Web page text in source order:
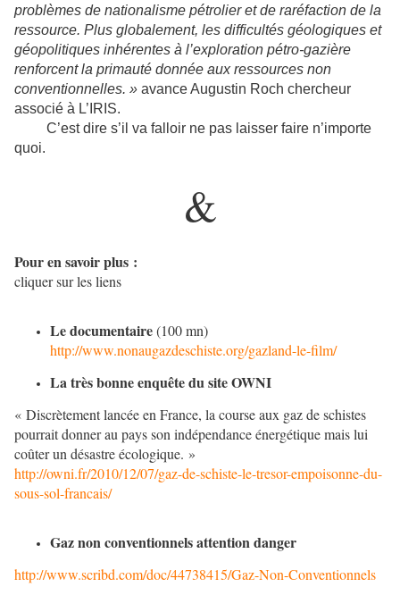
problèmes de nationalisme pétrolier et de raréfaction de la
ressource. Plus globalement, les difficultés géologiques et
géopolitiques inhérentes à l’exploration pétro-gazière
renforcent la primauté donnée aux ressources non
conventionnelles. » avance Augustin Roch chercheur
associé à L’IRIS.
C’est dire s’il va falloir ne pas laisser faire n’importe
quoi.
&
Pour en savoir plus :
cliquer sur les liens
Le documentaire(100 mn)
http://www.nonaugazdeschiste.org/gazland-le-film/
La très bonne enquête du site OWNI
« Discrètement lancée en France, la course aux gaz de schistes
pourrait donner au pays son indépendance énergétique mais lui
coûter un désastre écologique. »
http://owni.fr/2010/12/07/gaz-de-schiste-le-tresor-empoisonne-du-
sous-sol-francais/
Gaz non conventionnels attention danger
http://www.scribd.com/doc/44738415/Gaz-Non-Conventionnels